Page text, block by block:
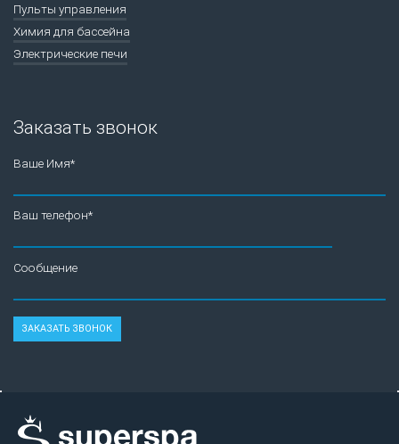
Пульты управления
Химия для бассейна
Электрические печи
Заказать звонок
Ваше Имя*
Ваш телефон*
Сообщение